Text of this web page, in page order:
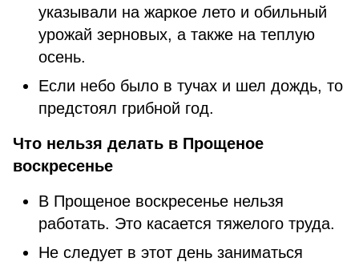
указывали на жаркое лето и обильный
урожай зерновых, а также на теплую
осень.
Если небо было в тучах и шел дождь, то
предстоял грибной год.
Что нельзя делать в Прощеное
воскресенье
В Прощеное воскресенье нельзя
работать. Это касается тяжелого труда.
Не следует в этот день заниматься